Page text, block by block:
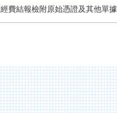
費結報檢附原始憑證及其他單據